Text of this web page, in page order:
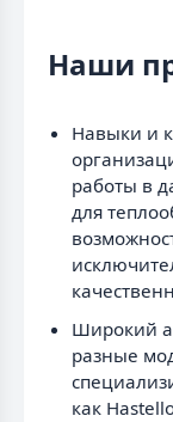
Наши
Навыки и
работы в
для
Широкий
разные
как